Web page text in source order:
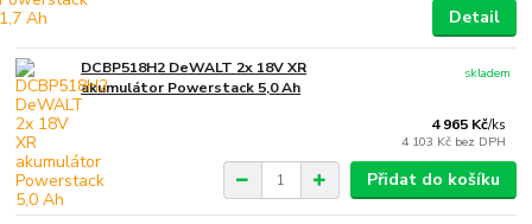
Detail
DCBP518H2 DeWALT 2x 18V XR
akumulátor Powerstack 5,0 Ah
4 965 Kč/ks
4 103 Kč bez DPH
skladem
Přidat do košíku